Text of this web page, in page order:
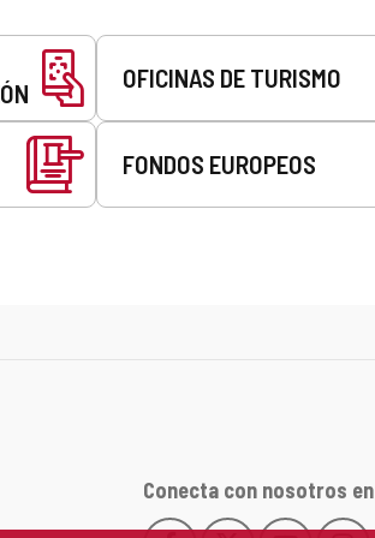
OFICINAS DE TURISMO
FONDOS EUROPEOS
Conecta con nosotros en